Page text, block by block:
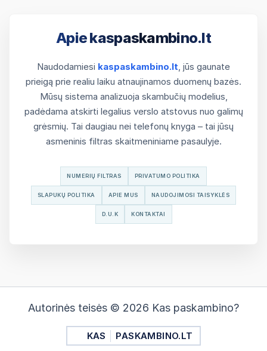
Apie kaspaskambino.lt
Naudodamiesi kaspaskambino.lt, jūs gaunate
prieigą prie realiu laiku atnaujinamos duomenų bazės.
Mūsų sistema analizuoja skambučių modelius,
padėdama atskirti legalius verslo atstovus nuo galimų
grėsmių. Tai daugiau nei telefonų knyga – tai jūsų
asmeninis filtras skaitmeniniame pasaulyje.
NUMERIŲ FILTRAS PRIVATUMO POLITIKA
SLAPUKŲ POLITIKA APIE MUS NAUDOJIMOSI TAISYKLĖS
D.U.K KONTAKTAI
Autorinės teisės © 2026 Kas paskambino?
KAS PASKAMBINO.LT